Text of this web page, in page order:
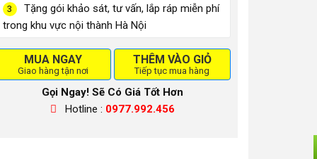
3
Tặng gói khảo sát, tư vấn, lắp ráp miễn phí
trong khu vực nội thành Hà Nội
MUA NGAY
Giao hàng tận nơi
THÊM VÀO GIỎ
Tiếp tục mua hàng
Gọi Ngay! Sẽ Có Giá Tốt Hơn
Hotline : 0977.992.456